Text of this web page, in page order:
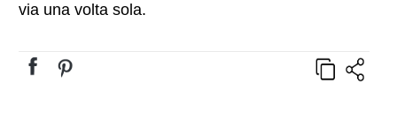
via una volta sola.